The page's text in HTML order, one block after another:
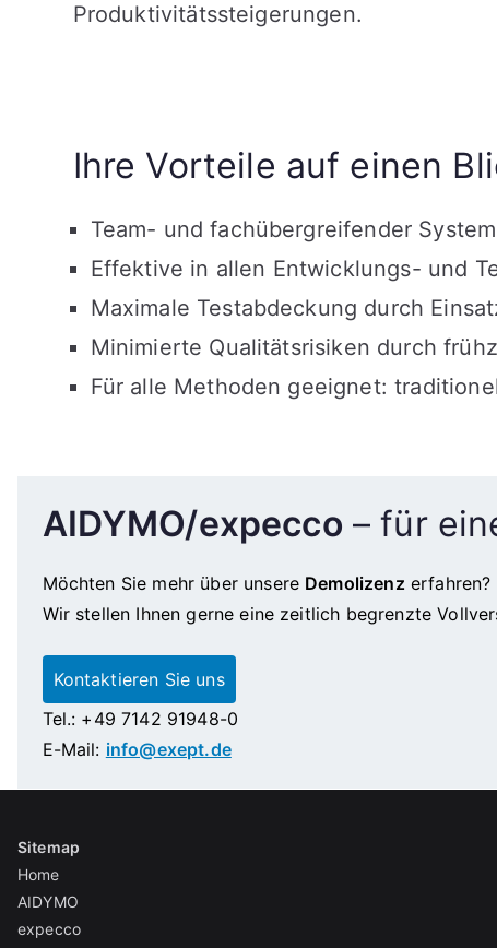
Produktivitätssteigerungen.
Ihre Vorteile auf einen
Team- und fachübergreifender
Effektive in allen Entwicklungs- und
Maximale Testabdeckung durch
Minimierte Qualitätsrisiken durch
Für alle Methoden geeignet:
AIDYMO/expecco – für
Möchten Sie mehr über unsere Demolizenz erfahren?
Wir stellen Ihnen gerne eine zeitlich begrenzte
Kontaktieren Sie uns
Tel.: +49 7142 91948-0
E-Mail: info@exept.de
Sitemap
Home
AIDYMO
expecco